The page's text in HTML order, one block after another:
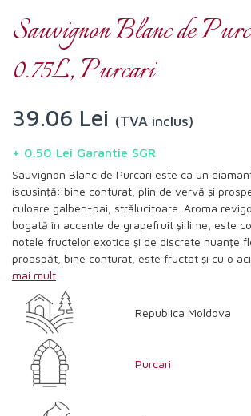
Sauvignon Blanc de
0.75L, Purcari
39.06 Lei (TVA inclus)
+ 0.50 Lei Garantie SGR
Sauvignon Blanc de Purcari este ca un
iscusinţă: bine conturat, plin de vervă şi
culoare galben-pai, strălucitoare. Aroma
bogată în accente de grapefruit şi lime, este
notele fructelor exotice şi de discrete nuanţe
proaspăt, bine conturat, este fructat şi cu o
mai mult
Republica Moldova
Purcari